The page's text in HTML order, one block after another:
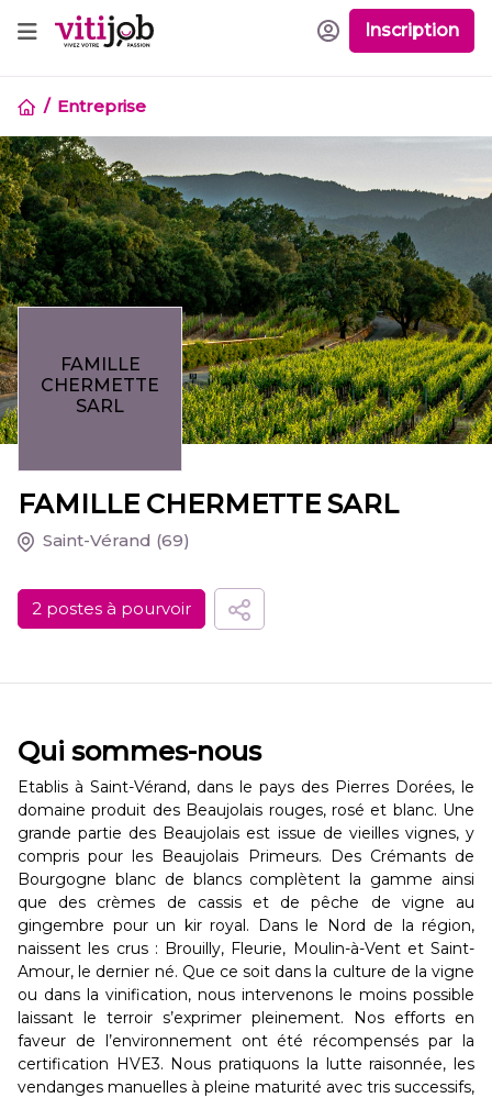
Inscription
Entreprise
FAMILLE
CHERMETTE
SARL
FAMILLE CHERMETTE SARL
Saint-Vérand (69)
2 postes à pourvoir
Qui sommes-nous
Etablis à Saint-Vérand, dans le pays des Pierres Dorées, le
domaine produit des Beaujolais rouges, rosé et blanc. Une
grande partie des Beaujolais est issue de vieilles vignes, y
compris pour les Beaujolais Primeurs. Des Crémants de
Bourgogne blanc de blancs complètent la gamme ainsi
que des crèmes de cassis et de pêche de vigne au
gingembre pour un kir royal. Dans le Nord de la région,
naissent les crus : Brouilly, Fleurie, Moulin-à-Vent et Saint-
Amour, le dernier né. Que ce soit dans la culture de la vigne
ou dans la vinification, nous intervenons le moins possible
laissant le terroir s’exprimer pleinement. Nos efforts en
faveur de l’environnement ont été récompensés par la
certification HVE3. Nous pratiquons la lutte raisonnée, les
vendanges manuelles à pleine maturité avec tris successifs,